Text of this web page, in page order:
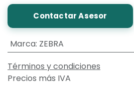
Contactar Asesor
Marca: ZEBRA
Términos y condiciones
Precios más IVA